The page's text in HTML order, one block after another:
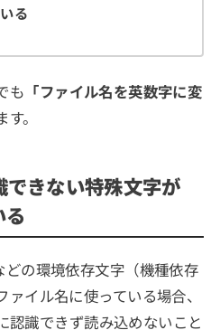
る
も 「ファイル名を英数字に変
。
できない特殊文字が
どの環境依存文字（機種依存
イル名に使っている場合、
識できず読み込めないこと